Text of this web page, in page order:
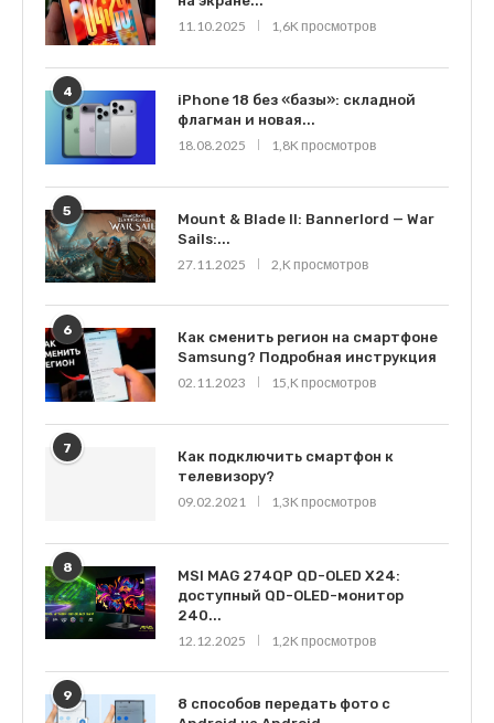
11.10.2025
1,6K просмотров
4
iPhone 18 без «базы»: складной
флагман и новая...
18.08.2025
1,8K просмотров
5
Mount & Blade II: Bannerlord — War
Sails:...
27.11.2025
2,K просмотров
6
Как сменить регион на смартфоне
Samsung? Подробная инструкция
02.11.2023
15,K просмотров
7
Как подключить смартфон к
телевизору?
09.02.2021
1,3K просмотров
8
MSI MAG 274QP QD-OLED X24:
доступный QD-OLED-монитор
240...
12.12.2025
1,2K просмотров
9
8 способов передать фото с